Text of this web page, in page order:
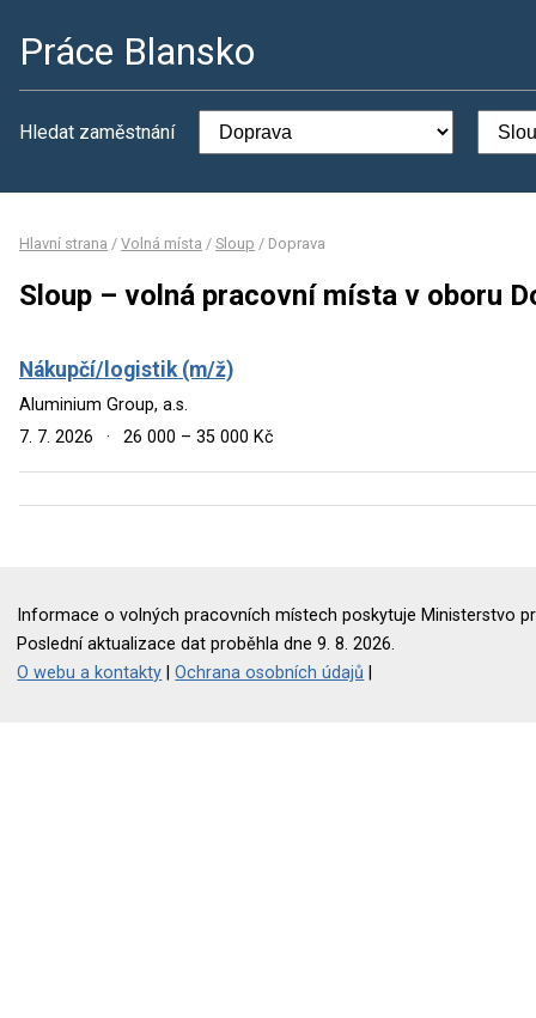
Práce Blansko
Hledat zaměstnání
Hlavní strana / Volná místa / Sloup / Doprava
Sloup – volná pracovní místa v oboru
Nákupčí/logistik (m/ž)
Aluminium Group, a.s.
7. 7. 2026
· 26 000 – 35 000 Kč
Informace o volných pracovních místech poskytuje Ministerstvo
Poslední aktualizace dat proběhla dne 9. 8. 2026.
O webu a kontakty |Ochrana osobních údajů